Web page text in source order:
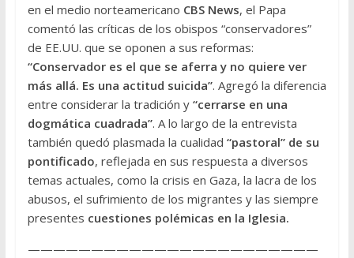
en el medio norteamericano CBS News, el Papa
comentó las críticas de los obispos “conservadores”
de EE.UU. que se oponen a sus reformas:
“Conservador es el que se aferra y no quiere ver
más allá. Es una actitud suicida”. Agregó la diferencia
entre considerar la tradición y “cerrarse en una
dogmática cuadrada”. A lo largo de la entrevista
también quedó plasmada la cualidad “pastoral” de su
pontificado, reflejada en sus respuesta a diversos
temas actuales, como la crisis en Gaza, la lacra de los
abusos, el sufrimiento de los migrantes y las siempre
presentes cuestiones polémicas en la Iglesia.
———————————————————————